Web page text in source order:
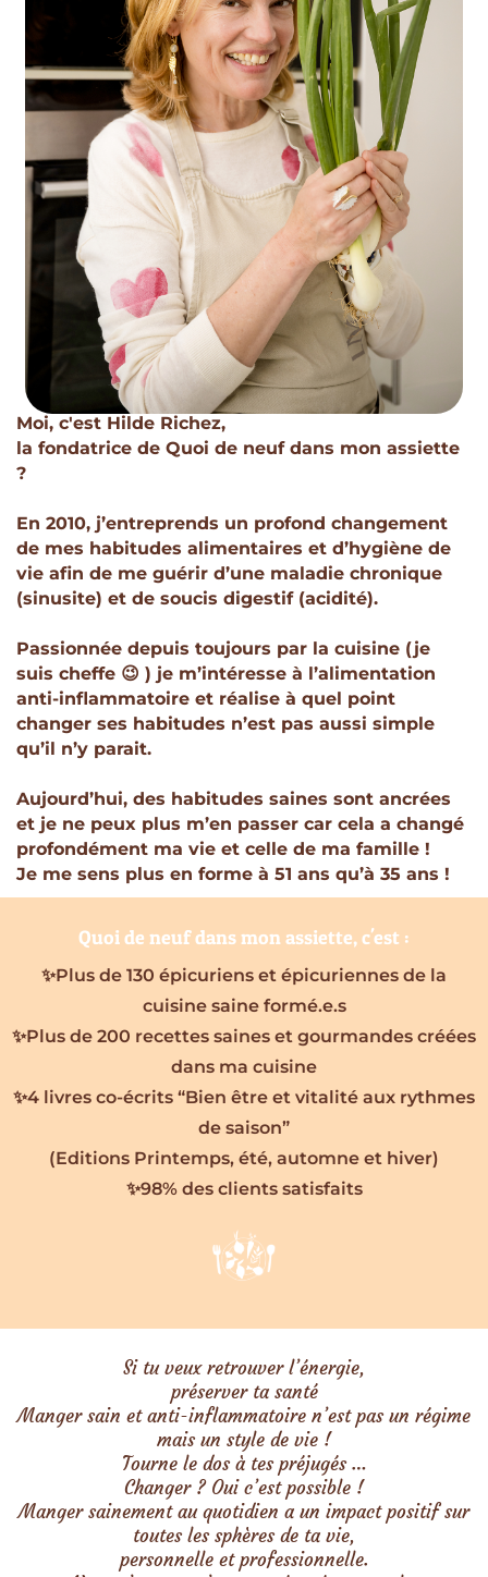
Moi, c'est Hilde Richez,
la fondatrice de Quoi de neuf dans mon assiette
?
En 2010, j’entreprends un profond changement
de mes habitudes alimentaires et d’hygiène de
vie afin de me guérir d’une maladie chronique
(sinusite) et de soucis digestif (acidité).
Passionnée depuis toujours par la cuisine (je
suis cheffe 😉 ) je m’intéresse à l’alimentation
anti-inflammatoire et réalise à quel point
changer ses habitudes n’est pas aussi simple
qu’il n’y parait.
Aujourd’hui, des habitudes saines sont ancrées
et je ne peux plus m’en passer car cela a changé
profondément ma vie et celle de ma famille !
Je me sens plus en forme à 51 ans qu’à 35 ans !
Quoi de neuf dans mon assiette, c'est :
✨Plus de 130 épicuriens et épicuriennes de la
cuisine saine formé.e.s
✨Plus de 200 recettes saines et gourmandes créées
dans ma cuisine
✨4 livres co-écrits “Bien être et vitalité aux rythmes
de saison”
(Editions Printemps, été, automne et hiver)
✨98% des clients satisfaits
Si tu veux retrouver l’énergie,
préserver ta santé
Manger sain et anti-inflammatoire n’est pas un régime
mais un style de vie !
Tourne le dos à tes préjugés …
Changer ? Oui c’est possible !
Manger sainement au quotidien a un impact positif sur
toutes les sphères de ta vie,
personnelle et professionnelle.